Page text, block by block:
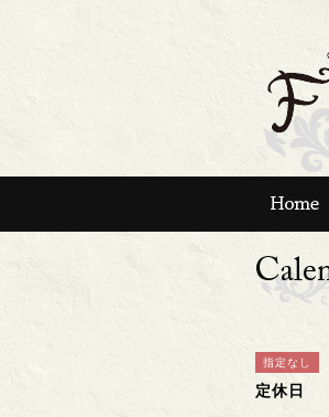
指定なし
定休日